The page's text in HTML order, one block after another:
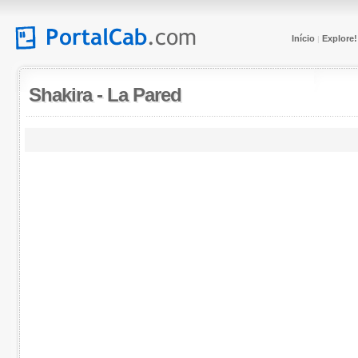
Início| Explore!
Shakira- La Pared